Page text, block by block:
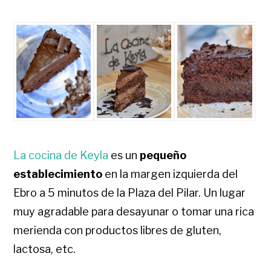
La cocina de Keyla es un pequeño
establecimiento en la margen izquierda del
Ebro a 5 minutos de la Plaza del Pilar. Un lugar
muy agradable para desayunar o tomar una rica
merienda con productos libres de gluten,
lactosa, etc.